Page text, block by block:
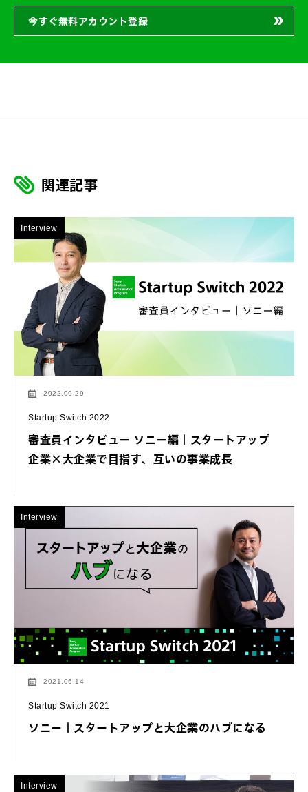
今すぐ無料アカウント登録
関連記事
Interview
2022.09.29
Startup Switch 2022
審査員インタビュー ソニー編｜スタートアップ
企業×大企業で目指す、互いの事業成長
Interview
2021.06.14
Startup Switch 2021
ソニー｜スタートアップと大企業のハブになる
Interview